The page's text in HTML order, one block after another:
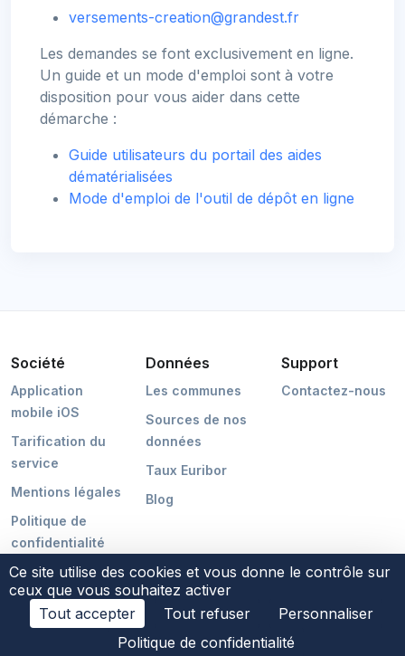
versements-creation@grandest.fr
Les demandes se font exclusivement en ligne.
Un guide et un mode d'emploi sont à votre
disposition pour vous aider dans cette
démarche :
Guide utilisateurs du portail des aides
dématérialisées
Mode d'emploi de l'outil de dépôt en ligne
Société
Application
mobile iOS
Tarification du
service
Mentions légales
Politique de
confidentialité
Données
Les communes
Sources de nos
données
Taux Euribor
Blog
Support
Contactez-nous
©2026 POCMAKER
Ce site utilise des cookies et vous donne le contrôle sur
ceux que vous souhaitez activer
Tout accepter
Tout refuser
Personnaliser
Politique de confidentialité